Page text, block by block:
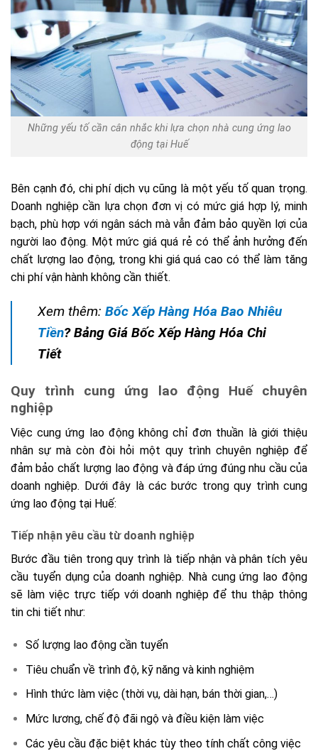
Những yếu tố cần cân nhắc khi lựa chọn nhà cung ứng lao
động tại Huế
Bên cạnh đó, chi phí dịch vụ cũng là một yếu tố quan trọng.
Doanh nghiệp cần lựa chọn đơn vị có mức giá hợp lý, minh
bạch, phù hợp với ngân sách mà vẫn đảm bảo quyền lợi của
người lao động. Một mức giá quá rẻ có thể ảnh hưởng đến
chất lượng lao động, trong khi giá quá cao có thể làm tăng
chi phí vận hành không cần thiết.
Xem thêm: Bốc Xếp Hàng Hóa Bao Nhiêu
Tiền? Bảng Giá Bốc Xếp Hàng Hóa Chi
Tiết
Quy trình cung ứng lao động Huế chuyên
nghiệp
Việc cung ứng lao động không chỉ đơn thuần là giới thiệu
nhân sự mà còn đòi hỏi một quy trình chuyên nghiệp để
đảm bảo chất lượng lao động và đáp ứng đúng nhu cầu của
doanh nghiệp. Dưới đây là các bước trong quy trình cung
ứng lao động tại Huế:
Tiếp nhận yêu cầu từ doanh nghiệp
Bước đầu tiên trong quy trình là tiếp nhận và phân tích yêu
cầu tuyển dụng của doanh nghiệp. Nhà cung ứng lao động
sẽ làm việc trực tiếp với doanh nghiệp để thu thập thông
tin chi tiết như:
Số lượng lao động cần tuyển
Tiêu chuẩn về trình độ, kỹ năng và kinh nghiệm
Hình thức làm việc (thời vụ, dài hạn, bán thời gian,…)
Mức lương, chế độ đãi ngộ và điều kiện làm việc
Các yêu cầu đặc biệt khác tùy theo tính chất công việc